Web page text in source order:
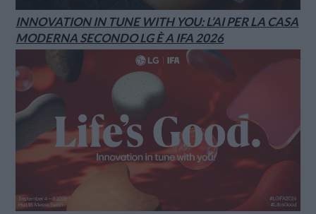
INNOVATION IN TUNE WITH YOU: L’AI PER LA CASA
MODERNA SECONDO LG È A IFA 2026